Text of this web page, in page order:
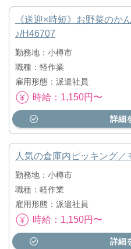
《送迎×時短》お野菜のか
♪/H46707
勤務地：小樽市
職種：軽作業
雇用形態：派遣社員
時給：1,150円〜
詳細
人気の倉庫内ピッキング
勤務地：小樽市
職種：軽作業
雇用形態：派遣社員
時給：1,150円〜
詳細